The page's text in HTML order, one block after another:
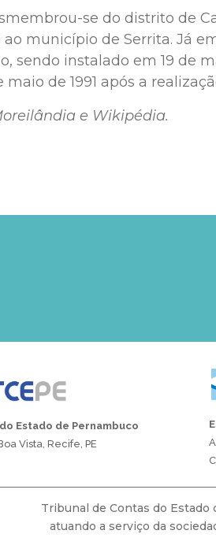
Estado de Pernambuco
Vista, Recife, PE
Tribunal de Contas do Estado
atuando a serviço da